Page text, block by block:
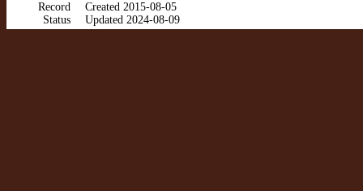
Record
Status
Created 2015-08-05
Updated 2024-08-09